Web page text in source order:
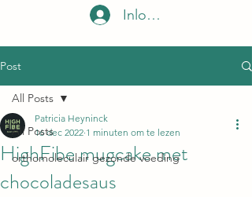
Inloggen
Post
All Posts
orthomoleculair gezonde voeding
All Posts
HighFibe mugcake met
chocoladesaus
Patricia Heyninck
16 dec 2022 1 minuten om te lezen